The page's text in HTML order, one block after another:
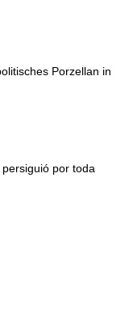
Porzellan in
por toda